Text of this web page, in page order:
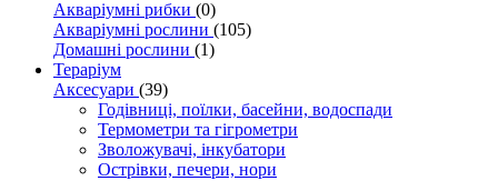
Акваріумні рибки (0)
Акваріумні рослини (105)
Домашні рослини (1)
Тераріум
Аксесуари (39)
Годівниці, поїлки, басейни, водоспади
Термометри та гігрометри
Зволожувачі, інкубатори
Острівки, печери, нори